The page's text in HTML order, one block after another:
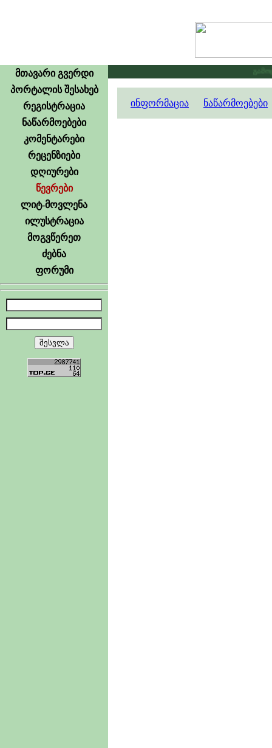
მთავარი გვერდი
პორტალის შესახებ
რეგისტრაცია
ნაწარმოებები
კომენტარები
რეცენზიები
დღიურები
წევრები
ლიტ-მოვლენა
ილუსტრაცია
მოგვწერეთ
ძებნა
ფორუმი
ინფორმაცია ნაწარმოებები